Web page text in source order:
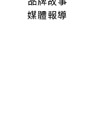
媒體報導